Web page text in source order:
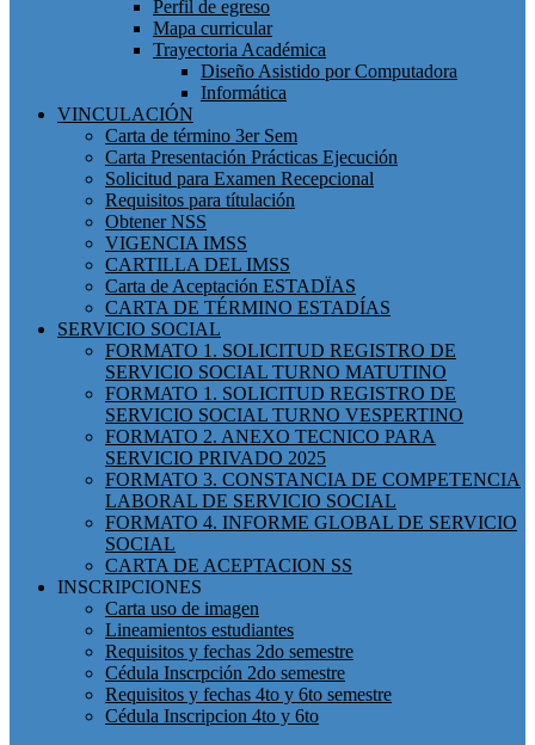
Perfil de egreso
Mapa curricular
Trayectoria Académica
Diseño Asistido por Computadora
Informática
VINCULACIÓN
Carta de término 3er Sem
Carta Presentación Prácticas Ejecución
Solicitud para Examen Recepcional
Requisitos para títulación
Obtener NSS
VIGENCIA IMSS
CARTILLA DEL IMSS
Carta de Aceptación ESTADÏAS
CARTA DE TÉRMINO ESTADÍAS
SERVICIO SOCIAL
FORMATO 1. SOLICITUD REGISTRO DE
SERVICIO SOCIAL TURNO MATUTINO
FORMATO 1. SOLICITUD REGISTRO DE
SERVICIO SOCIAL TURNO VESPERTINO
FORMATO 2. ANEXO TECNICO PARA
SERVICIO PRIVADO 2025
FORMATO 3. CONSTANCIA DE COMPETENCIA
LABORAL DE SERVICIO SOCIAL
FORMATO 4. INFORME GLOBAL DE SERVICIO
SOCIAL
CARTA DE ACEPTACION SS
INSCRIPCIONES
Carta uso de imagen
Lineamientos estudiantes
Requisitos y fechas 2do semestre
Cédula Inscrpción 2do semestre
Requisitos y fechas 4to y 6to semestre
Cédula Inscripcion 4to y 6to